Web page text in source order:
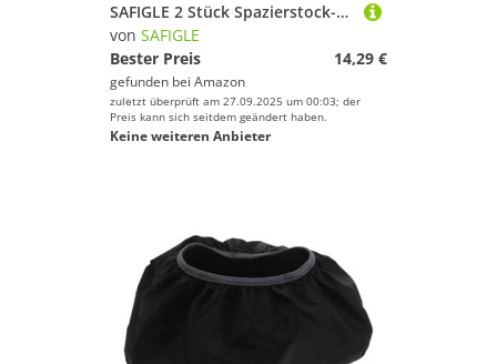
SAFIGLE 2 Stück Spazierstock-Griffe für Seitengriff – Ergonomische Ersatzhandgriffe für Gehstock – Mobilitätshilfe zur Stehunterstützung älterer Menschen
von SAFIGLE
Bester Preis
14,29 €
gefunden bei Amazon
zuletzt überprüft am 27.09.2025 um 00:03; der
Preis kann sich seitdem geändert haben.
Keine weiteren Anbieter